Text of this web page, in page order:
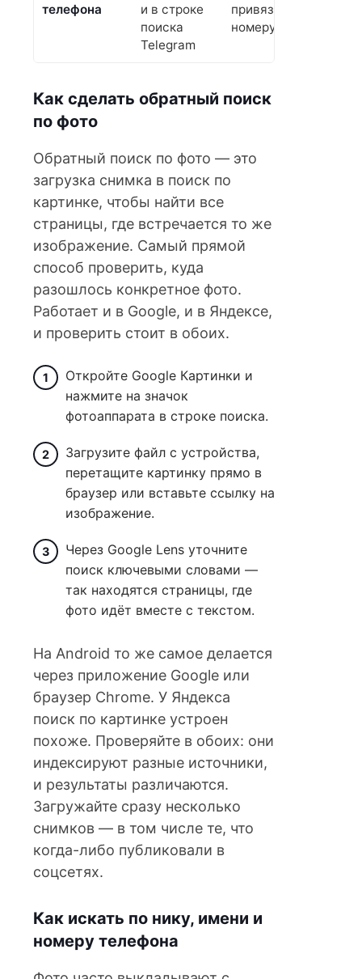
телефона
и в строке
поиска
Telegram
привязанные к
номеру
Как сделать обратный поиск
по фото
Обратный поиск по фото — это
загрузка снимка в поиск по
картинке, чтобы найти все
страницы, где встречается то же
изображение. Самый прямой
способ проверить, куда
разошлось конкретное фото.
Работает и в Google, и в Яндексе,
и проверить стоит в обоих.
Откройте Google Картинки и
нажмите на значок
фотоаппарата в строке поиска.
Загрузите файл с устройства,
перетащите картинку прямо в
браузер или вставьте ссылку на
изображение.
Через Google Lens уточните
поиск ключевыми словами —
так находятся страницы, где
фото идёт вместе с текстом.
На Android то же самое делается
через приложение Google или
браузер Chrome. У Яндекса
поиск по картинке устроен
похоже. Проверяйте в обоих: они
индексируют разные источники,
и результаты различаются.
Загружайте сразу несколько
снимков — в том числе те, что
когда-либо публиковали в
соцсетях.
Как искать по нику, имени и
номеру телефона